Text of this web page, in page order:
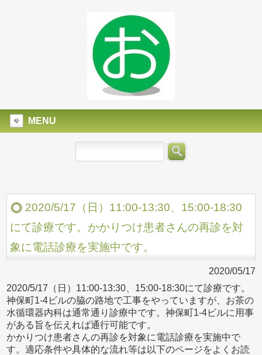
MENU
2020/5/17（日）11:00-13:30、15:00-18:30
にて診療です。かかりつけ患者さんの再診を対
象に電話診療を実施中です。
2020/05/17
2020/5/17（日）11:00-13:30、15:00-18:30にて診療です。
神保町1-4ビルの脇の路地で工事をやっていますが、お茶の
水循環器内科は通常通り診療中です。神保町1-4ビルに用事
がある旨を伝えれば通行可能です。
かかりつけ患者さんの再診を対象に電話診療を実施中で
す。適応条件や具体的な流れ等は以下のページをよくお読